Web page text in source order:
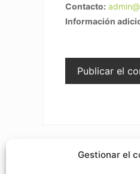
Gestionar el
Contacto:
Información